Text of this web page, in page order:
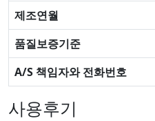
제조연월
품질보증기준
A/S 책임자와 전화번호
사용후기